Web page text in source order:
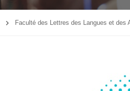
Faculté des Lettres des Langues et des